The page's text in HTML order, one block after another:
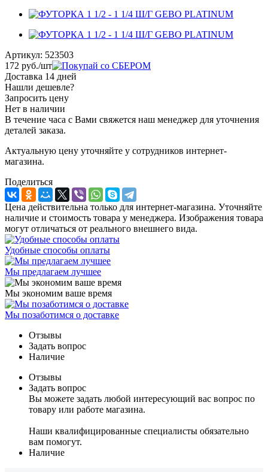
Артикул: 523503
172 руб./шт
Доставка 14 дней
Нашли дешевле?
Запросить цену
Нет в наличии
В течение часа с Вами свяжется наш менеджер для уточнения
деталей заказа.
Актуальную цену уточняйте у сотрудников интернет-
магазина.
Поделиться
Цена действительна только для интернет-магазина. Уточняйте
наличие и стоимость товара у менеджера. Изображения товара
могут отличаться от реального внешнего вида.
Удобные способы оплаты
Мы предлагаем лучшее
Мы экономим ваше время
Мы позаботимся о доставке
Отзывы
Задать вопрос
Наличие
Отзывы
Задать вопрос
Вы можете задать любой интересующий вас вопрос по
товару или работе магазина.
Наши квалифицированные специалисты обязательно
вам помогут.
Наличие